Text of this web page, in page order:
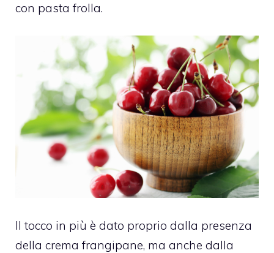
con pasta frolla.
Il tocco in più è dato proprio dalla presenza
della crema frangipane, ma anche dalla